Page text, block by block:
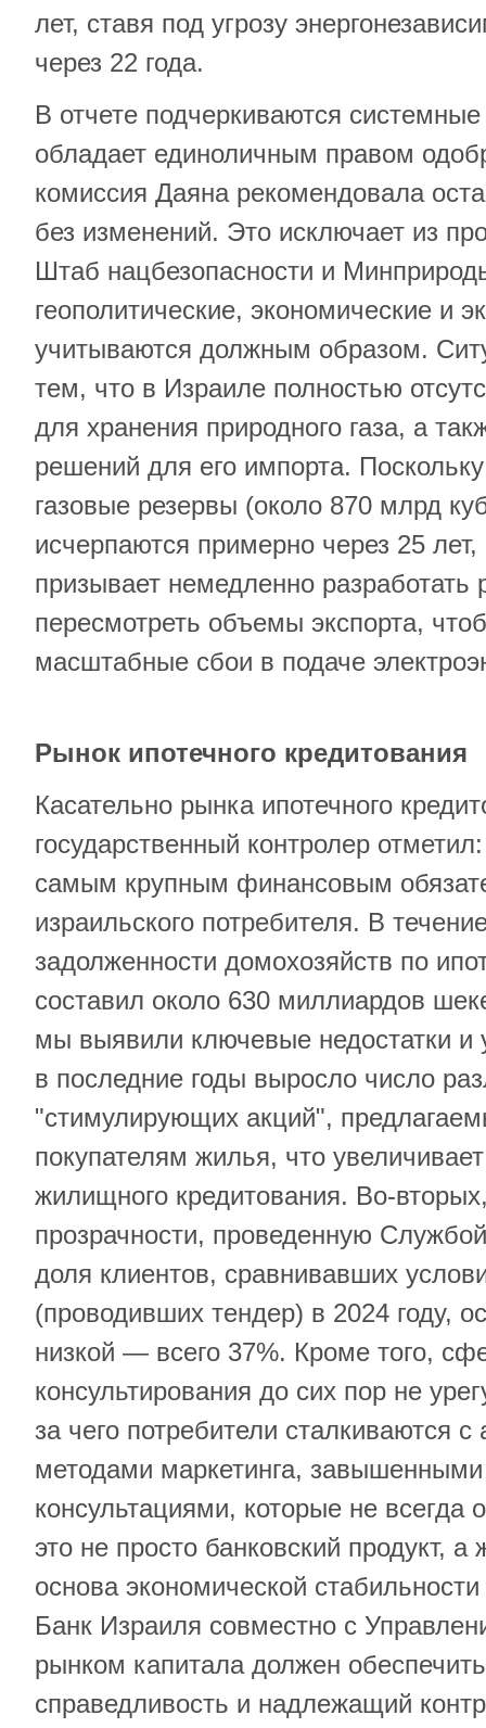
лет, ставя под угрозу
через 22 года.
В отчете подчеркиваются
обладает единоличным правом
комиссия Даяна рекомендовала
без изменений. Это исключает из
Штаб нацбезопасности и
геополитические, экономические и
учитываются должным образом.
тем, что в Израиле полностью
для хранения природного газа, а
решений для его импорта.
газовые резервы (около 870 млрд
исчерпаются примерно через 25 лет,
призывает немедленно разработать
пересмотреть объемы экспорта,
масштабные сбои в подаче
Рынок ипотечного кредитования
Касательно рынка ипотечного
государственный контролер
самым крупным финансовым
израильского потребителя. В
задолженности домохозяйств по
составил около 630 миллиардов
мы выявили ключевые недостатки
в последние годы выросло число
"стимулирующих акций",
покупателям жилья, что
жилищного кредитования. Во-
прозрачности, проведенную
доля клиентов, сравнивавших
(проводивших тендер) в 2024 году,
низкой — всего 37%. Кроме того,
консультирования до сих пор не
за чего потребители сталкиваются
методами маркетинга,
консультациями, которые не
это не просто банковский продукт,
основа экономической
Банк Израиля совместно с
рынком капитала должен
справедливость и надлежащий